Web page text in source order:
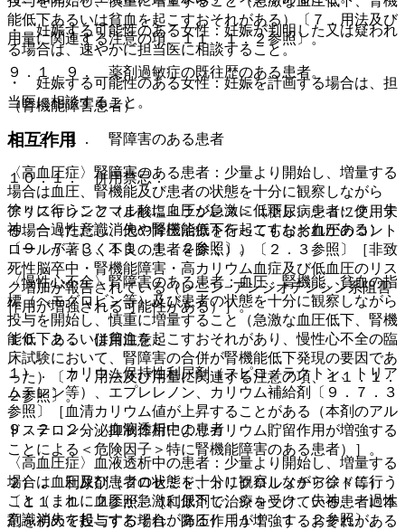
・ 妊娠する可能性のある女性：妊娠が判明した又は疑われ
る場合は、速やかに担当医に相談すること。
・ 妊娠する可能性のある女性：妊娠を計画する場合は、担
当医に相談すること。
相互作用
１０．１． 併用禁忌：
アリスキレンフマル酸塩＜ラジレス＞（糖尿病患者に使用す
る場合（ただし、他の降圧治療を行ってもなお血圧のコント
ロールが著しく不良の患者を除く））〔２．３参照〕［非致
死性脳卒中・腎機能障害・高カリウム血症及び低血圧のリス
ク増加が報告されている（レニン−アンジオテンシン系阻害
作用が増強される可能性がある）］。
１０．２． 併用注意：
１）． カリウム保持性利尿剤（スピロノラクトン、トリア
ムテレン等）、エプレレノン、カリウム補給剤〔９．７．３
参照〕［血清カリウム値が上昇することがある（本剤のアル
ドステロン分泌抑制作用によりカリウム貯留作用が増強する
ことによる＜危険因子＞特に腎機能障害のある患者）］。
２）． 利尿剤（フロセミド、トリクロルメチアジド等）
〔１１．１．２参照〕［利尿剤で治療を受けている患者に本
剤を初めて投与する場合、降圧作用が増強するおそれがある
能低下あるいは貧血を起こすおそれがある）〔７．用法及び
用量に関連する注意の項、１１．１．２参照〕。
９．１．９． 薬剤過敏症の既往歴のある患者。
（腎機能障害患者）
９．２．１． 腎障害のある患者
〈高血圧症〉腎障害のある患者：少量より開始し、増量する
場合は血圧、腎機能及び患者の状態を十分に観察しながら
徐々に行うこと（まれに血圧が急激に低下し、ショック、失
神、一過性意識消失や腎機能低下を起こすおそれがある）
〔９．７．３、１１．１．２参照〕。
〈慢性心不全〉腎障害のある患者：血圧、腎機能、貧血の指
標（ヘモグロビン等）及び患者の状態を十分に観察しながら
投与を開始し、慎重に増量すること（急激な血圧低下、腎機
能低下あるいは貧血を起こすおそれがあり、慢性心不全の臨
床試験において、腎障害の合併が腎機能低下発現の要因であ
った）〔７．用法及び用量に関連する注意の項、１１．１．
２参照〕。
９．２．２． 血液透析中の患者
〈高血圧症〉血液透析中の患者：少量より開始し、増量する
場合は血圧及び患者の状態を十分に観察しながら徐々に行う
こと（まれに血圧が急激に低下し、ショック、失神、一過性
意識消失を起こすおそれがある）〔１１．１．２参照〕。